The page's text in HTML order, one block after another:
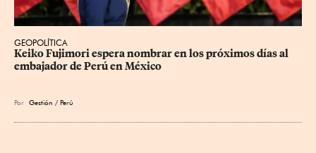
GEOPOLÍTICA
Keiko Fujimori espera nombrar en los próximos días al
embajador de Perú en México
Por Gestión / Perú